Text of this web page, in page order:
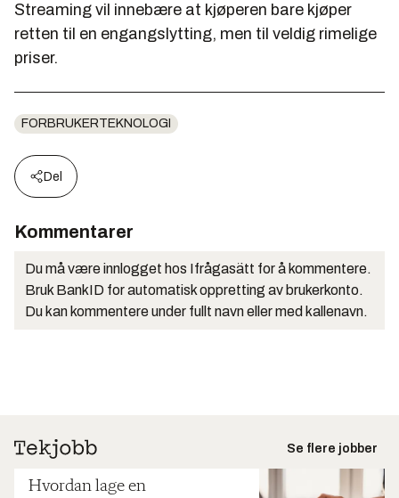
Streaming vil innebære at kjøperen bare kjøper
retten til en engangslytting, men til veldig rimelige
priser.
FORBRUKERTEKNOLOGI
Del
Kommentarer
Du må være innlogget hos Ifrågasätt for å kommentere.
Bruk BankID for automatisk oppretting av brukerkonto.
Du kan kommentere under fullt navn eller med kallenavn.
Se flere jobber
Hvordan lage en